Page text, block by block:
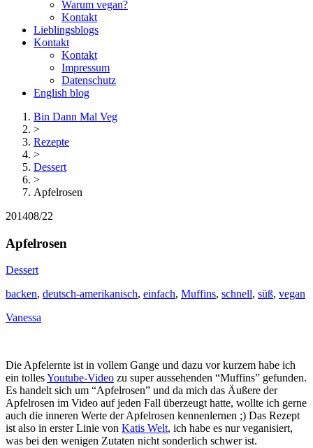
Warum vegan?
Kontakt
Lieblingsblogs
Kontakt
Kontakt
Impressum
Datenschutz
English blog
Bin Dann Mal Veg
>
Rezepte
>
Dessert
>
Apfelrosen
201408/22
Apfelrosen
Dessert
backen, deutsch-amerikanisch, einfach, Muffins, schnell, süß, vegan
Vanessa
Die Apfelernte ist in vollem Gange und dazu vor kurzem habe ich
ein tollesYoutube-Video zu super aussehenden “Muffins” gefunden.
Es handelt sich um “Apfelrosen” und da mich das Äußere der
Apfelrosen im Video auf jeden Fall überzeugt hatte, wollte ich gerne
auch die inneren Werte der Apfelrosen kennenlernen ;) Das Rezept
ist also in erster Linie von Katis Welt, ich habe es nur veganisiert,
was bei den wenigen Zutaten nicht sonderlich schwer ist.